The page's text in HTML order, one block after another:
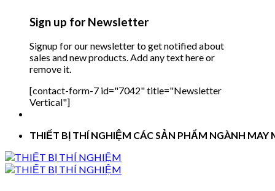
Sign up for Newsletter
Signup for our newsletter to get notified about
sales and new products. Add any text here or
remove it.
[contact-form-7 id="7042" title="Newsletter
Vertical"]
THIẾT BỊ THÍ NGHIỆM CÁC SẢN PHẨM NGÀNH MAY